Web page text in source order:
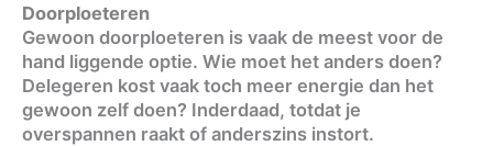
Doorploeteren
Gewoon doorploeteren is vaak de meest voor de
hand liggende optie. Wie moet het anders doen?
Delegeren kost vaak toch meer energie dan het
gewoon zelf doen? Inderdaad, totdat je
overspannen raakt of anderszins instort.